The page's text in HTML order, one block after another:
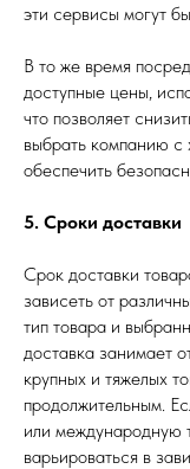
эти сервисы могут
В то же время
доступные цены,
что позволяет
выбрать компанию с
обеспечить
5. Сроки доставки
Срок доставки
зависеть от
тип товара и
доставка занимает
крупных и тяжелых
продолжительным.
или международную
варьироваться в